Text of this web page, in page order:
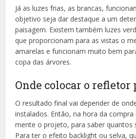
Já as luzes frias, as brancas,
objetivo seja dar destaque a um
paisagem. Existem também luzes
que proporcionam para as vistas o
amarelas e funcionam muito bem
copa das árvores.
Onde colocar o refletor
O resultado final vai depender de
instalados. Então, na hora da
mente o projeto, para saber quantos
Para ter o efeito backlight ou selva,